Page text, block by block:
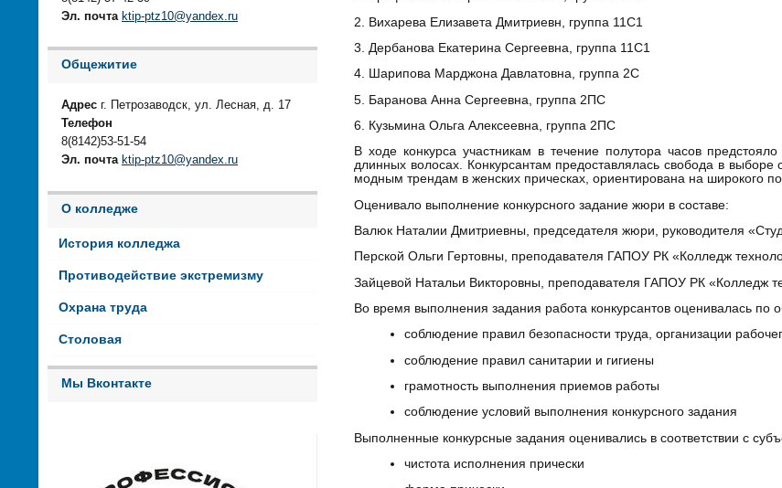
Эл. почта ktip-ptz10@yandex.ru
Общежитие
Адрес г. Петрозаводск, ул. Лесная, д. 17
Телефон
8(8142)53-51-54
Эл. почта ktip-ptz10@yandex.ru
О колледже
История колледжа
Противодействие экстремизму
Охрана труда
Столовая
Мы Вконтакте
2. Вихарева Елизавета Дмитриевн, группа 11С1
3. Дербанова Екатерина Сергеевна, группа 11С1
4. Шарипова Марджона Давлатовна, группа 2С
5. Баранова Анна Сергеевна, группа 2ПС
6. Кузьмина Ольга Алексеевна, группа 2ПС
В ходе конкурса участникам в течение полутора часов
длинных волосах. Конкурсантам предоставлялась свобода в
модным трендам в женских прическах, ориентирована на широкого
Оценивало выполнение конкурсного задание жюри в составе:
Валюк Наталии Дмитриевны, председателя жюри, руководителя
Перской Ольги Гертовны, преподавателя ГАПОУ РК «Колледж
Зайцевой Натальи Викторовны, преподавателя ГАПОУ РК «Колледж
Во время выполнения задания работа конкурсантов оценивалась по
соблюдение правил безопасности труда, организации
соблюдение правил санитарии и гигиены
грамотность выполнения приемов работы
соблюдение условий выполнения конкурсного задания
Выполненные конкурсные задания оценивались в соответствии с
чистота исполнения прически